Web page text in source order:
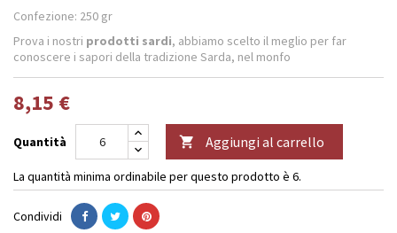
Confezione: 250 gr
Prova i nostri prodotti sardi, abbiamo scelto il meglio per far
conoscere i sapori della tradizione Sarda, nel monfo
8,15 €
Quantità  Aggiungi al carrello
La quantità minima ordinabile per questo prodotto è 6.
Condividi